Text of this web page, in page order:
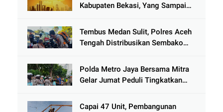
Kabupaten Bekasi, Yang Sampai
Tembus Medan Sulit, Polres Aceh
Tengah Distribusikan Sembako
Jamat
Polda Metro Jaya Bersama Mitra
Gelar Jumat Peduli Tingkatkan
Capai 47 Unit, Pembangunan